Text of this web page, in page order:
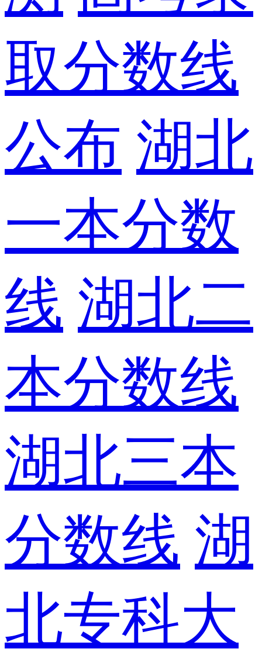
取分数线
公布 湖北
一本分数
线 湖北二
本分数线
湖北三本
分数线 湖
北专科大